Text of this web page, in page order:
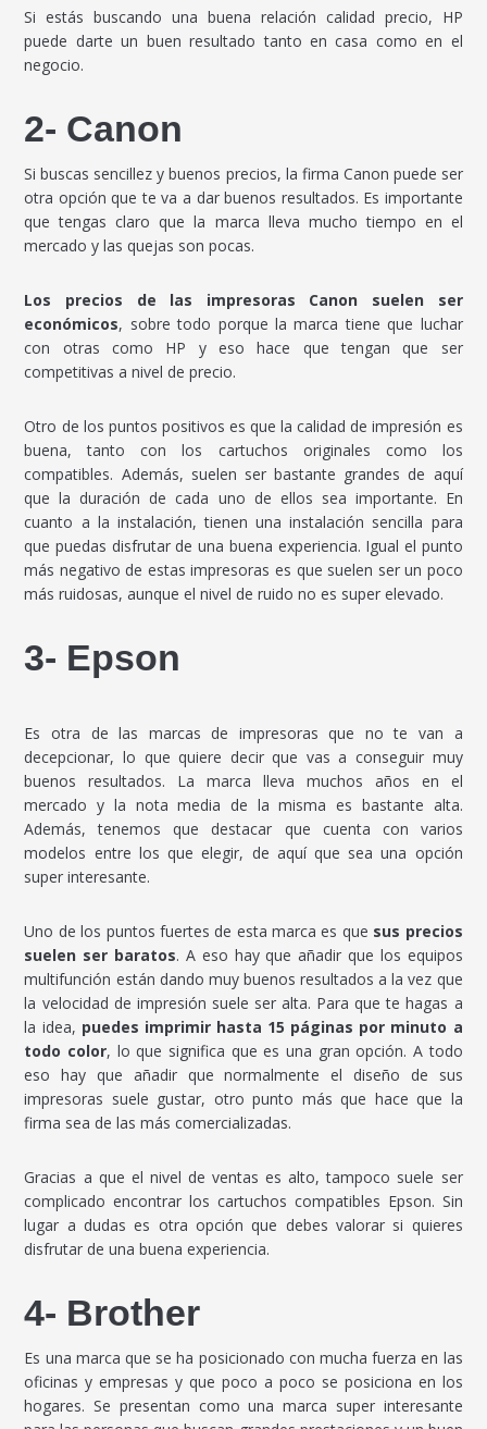
Si estás buscando una buena relación calidad precio, HP
puede darte un buen resultado tanto en casa como en el
negocio.
2- Canon
Si buscas sencillez y buenos precios, la firma Canon puede ser
otra opción que te va a dar buenos resultados. Es importante
que tengas claro que la marca lleva mucho tiempo en el
mercado y las quejas son pocas.
Los precios de las impresoras Canon suelen ser
económicos, sobre todo porque la marca tiene que luchar
con otras como HP y eso hace que tengan que ser
competitivas a nivel de precio.
Otro de los puntos positivos es que la calidad de impresión es
buena, tanto con los cartuchos originales como los
compatibles. Además, suelen ser bastante grandes de aquí
que la duración de cada uno de ellos sea importante. En
cuanto a la instalación, tienen una instalación sencilla para
que puedas disfrutar de una buena experiencia. Igual el punto
más negativo de estas impresoras es que suelen ser un poco
más ruidosas, aunque el nivel de ruido no es super elevado.
3- Epson
Es otra de las marcas de impresoras que no te van a
decepcionar, lo que quiere decir que vas a conseguir muy
buenos resultados. La marca lleva muchos años en el
mercado y la nota media de la misma es bastante alta.
Además, tenemos que destacar que cuenta con varios
modelos entre los que elegir, de aquí que sea una opción
super interesante.
Uno de los puntos fuertes de esta marca es que sus precios
suelen ser baratos. A eso hay que añadir que los equipos
multifunción están dando muy buenos resultados a la vez que
la velocidad de impresión suele ser alta. Para que te hagas a
la idea, puedes imprimir hasta 15 páginas por minuto a
todo color, lo que significa que es una gran opción. A todo
eso hay que añadir que normalmente el diseño de sus
impresoras suele gustar, otro punto más que hace que la
firma sea de las más comercializadas.
Gracias a que el nivel de ventas es alto, tampoco suele ser
complicado encontrar los cartuchos compatibles Epson. Sin
lugar a dudas es otra opción que debes valorar si quieres
disfrutar de una buena experiencia.
4- Brother
Es una marca que se ha posicionado con mucha fuerza en las
oficinas y empresas y que poco a poco se posiciona en los
hogares. Se presentan como una marca super interesante